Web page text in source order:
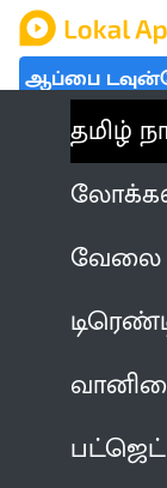
ஆப்பை
தமிழ்
வேலை
பட்ஜெட்